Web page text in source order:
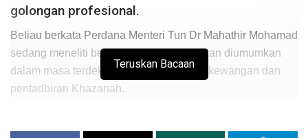
golongan profesional.
Beliau berkata Perdana Menteri Tun Dr Mahathir Mohamad
sedang meneliti beberapa nama yang akan diumumkan
dalam masa terdekat bagi menguruskan kewangan dan
pentadbiran Khazanah.
pengarah syarikat dana pelaburan strategik negara itu,
Teruskan Bacaan